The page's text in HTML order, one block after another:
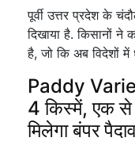
पूर्वी उत्तर प्रदेश के
दिखाया है. किसानों ने
है, जो कि अब विदेशों
Paddy
4 किस्में, एक से
मिलेगा बंपर